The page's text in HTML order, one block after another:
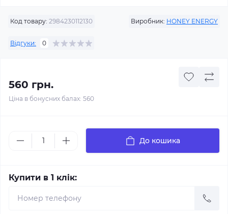
Код товару: 2984230112130 Виробник: HONEY ENERGY
Відгуки: 0
560 грн.
Ціна в бонусних балах: 560
До кошика
Купити в 1 клік: